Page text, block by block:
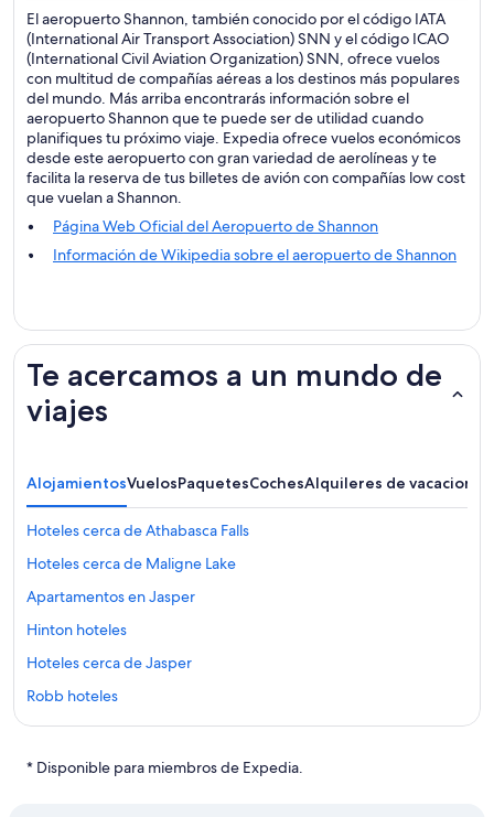
El aeropuerto Shannon, también conocido por el código IATA
(International Air Transport Association) SNN y el código ICAO
(International Civil Aviation Organization) SNN, ofrece vuelos
con multitud de compañías aéreas a los destinos más populares
del mundo. Más arriba encontrarás información sobre el
aeropuerto Shannon que te puede ser de utilidad cuando
planifiques tu próximo viaje. Expedia ofrece vuelos económicos
desde este aeropuerto con gran variedad de aerolíneas y te
facilita la reserva de tus billetes de avión con compañías low cost
que vuelan a Shannon.
Página Web Oficial del Aeropuerto de Shannon
Información de Wikipedia sobre el aeropuerto de Shannon
Te acercamos a un mundo de
viajes
AlojamientosVuelosPaquetesCochesAlquileres de vacaciones
Hoteles cerca de Athabasca Falls
Hoteles cerca de Maligne Lake
Apartamentos en Jasper
Hinton hoteles
Hoteles cerca de Jasper
Robb hoteles
Hoteles de 5 estrellas en Jasper
Casas de huéspedes en Jasper
* Disponible para miembros de Expedia.